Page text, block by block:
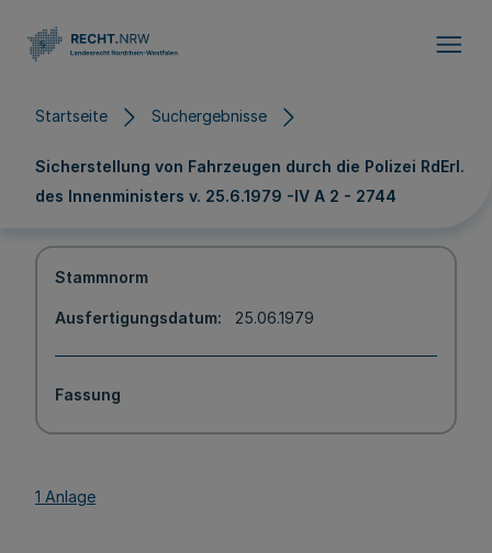
Startseite Suchergebnisse
Sicherstellung von Fahrzeugen durch die Polizei RdErl.
des Innenministers v. 25.6.1979 -IV A 2 - 2744
Stammnorm
Ausfertigungsdatum 25.06.1979
Fassung
1 Anlage